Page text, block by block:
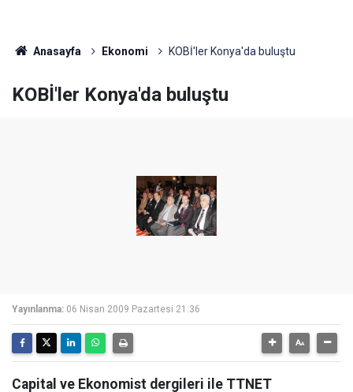
Anasayfa Ekonomi KOBİ'ler Konya'da buluştu
KOBİ'ler Konya'da buluştu
Yayınlanma: 06 Nisan 2009 Pazartesi 21:36
Capital ve Ekonomist dergileri ile TTNET